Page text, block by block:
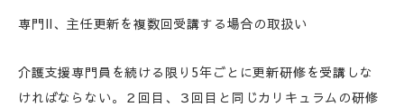
専門II、主任更新を複数回受講する場合の取扱い
介護支援専門員を続ける限り5年ごとに更新研修を受講しな
ければならない。２回目、３回目と同じカリキュラムの研修